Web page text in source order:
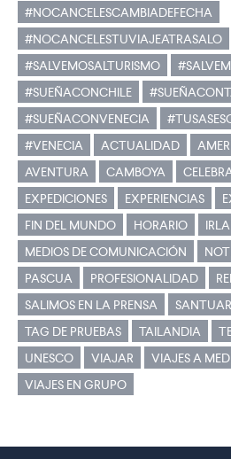
#NOCANCELESCAMBIADEFECHA
#NOCANCELESTUVIAJEATRASALO
#SALVEMOSALTURISMO
#SUEÑACONCHILE
#SUEÑACONVENECIA
#VENECIA
ACTUALIDAD
AVENTURA
CAMBOYA
EXPEDICIONES
EXPERIENCIAS
FIN DEL MUNDO
HORARIO
MEDIOS DE COMUNICACIÓN
PASCUA
PROFESIONALIDAD
SALIMOS EN LA PRENSA
TAG DE PRUEBAS
TAILANDIA
UNESCO
VIAJAR VIAJES A
VIAJES EN GRUPO